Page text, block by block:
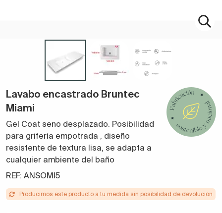
Lavabo encastrado Bruntec
Miami
Gel Coat seno desplazado. Posibilidad
para grifería empotrada , diseño
resistente de textura lisa, se adapta a
cualquier ambiente del baño
REF: ANSOMI5
Producimos este producto a tu medida sin posibilidad de devolución